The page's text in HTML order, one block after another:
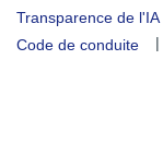
Transparence de l'IA
Code de conduite
|